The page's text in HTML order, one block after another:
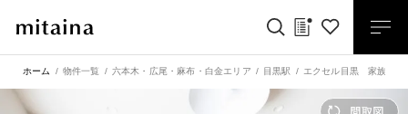
ホーム 物件一覧 六本木・広尾・麻布・白金エリア 目黒駅 エクセル目黒 家族と住